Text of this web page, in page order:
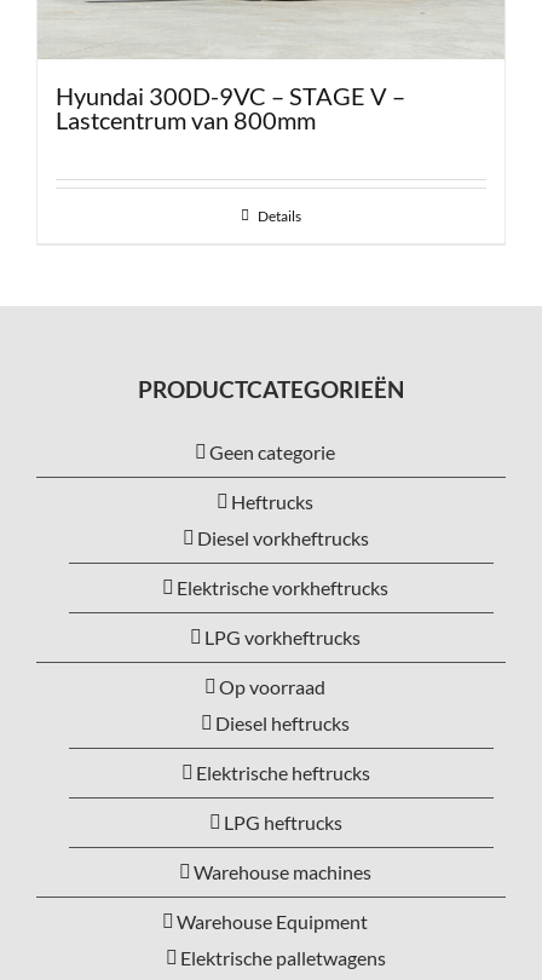
Hyundai 300D-9VC – STAGE V –
Lastcentrum van 800mm
Details
PRODUCTCATEGORIEËN
Geen categorie
Heftrucks
Diesel vorkheftrucks
Elektrische vorkheftrucks
LPG vorkheftrucks
Op voorraad
Diesel heftrucks
Elektrische heftrucks
LPG heftrucks
Warehouse machines
Warehouse Equipment
Elektrische palletwagens